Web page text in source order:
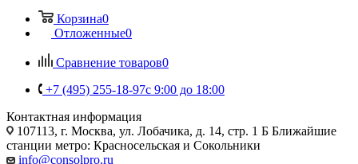
Корзина0
Отложенные0
Сравнение товаров0
+7 (495) 255-18-97с 9:00 до 18:00
Контактная информация
107113, г. Москва, ул. Лобачика, д. 14, стр. 1 Б Ближайшие
станции метро: Красносельская и Сокольники
info@consolpro.ru